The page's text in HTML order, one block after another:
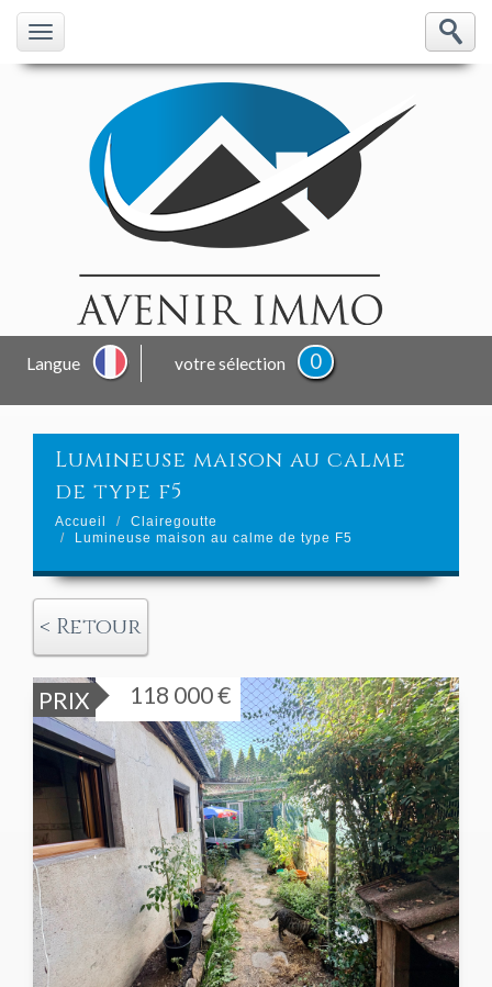
Langue votre sélection 0
lumineuse maison au calme
de type f5
Accueil
Clairegoutte
Lumineuse maison au calme de type F5
< Retour
PRIX 118 000 €